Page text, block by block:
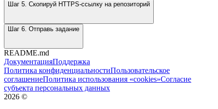
Шаг 5. Скопируй HTTPS-ссылку на репозиторий
Шаг 6. Отправь задание
README.md
ДокументацияПоддержка
Политика конфиденциальностиПользовательское
соглашениеПолитика использования «cookies»Согласие
субъекта персональных данных
2026 ©